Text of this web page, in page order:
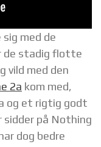
sig med de
de stadig flotte
vild med den
2a kom med,
og et rigtig godt
sidder på Nothing
dog bedre